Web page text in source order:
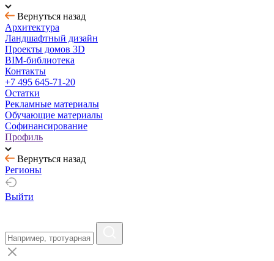
Вернуться назад
Архитектура
Ландшафтный дизайн
Проекты домов 3D
BIM-библиотека
Контакты
+7 495 645-71-20
Остатки
Рекламные материалы
Обучающие материалы
Софинансирование
Профиль
Вернуться назад
Регионы
Выйти